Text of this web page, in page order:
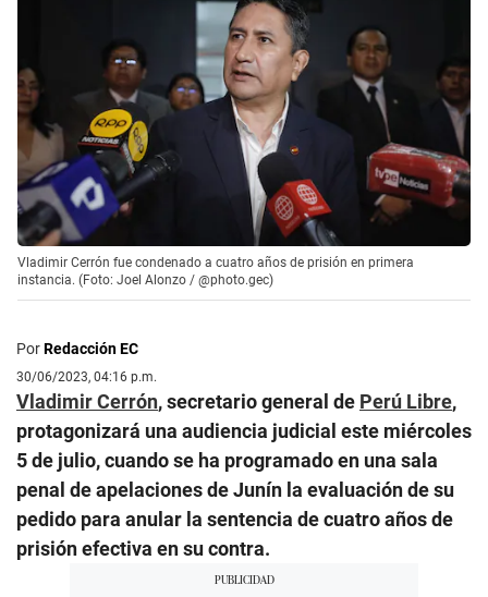
Vladimir Cerrón fue condenado a cuatro años de prisión en primera
instancia. (Foto: Joel Alonzo / @photo.gec)
PorRedacción EC
30/06/2023, 04:16 p.m.
Vladimir Cerrón, secretario general de Perú Libre,
protagonizará una audiencia judicial este miércoles
5 de julio, cuando se ha programado en una sala
penal de apelaciones de Junín la evaluación de su
pedido para anular la sentencia de cuatro años de
prisión efectiva en su contra.